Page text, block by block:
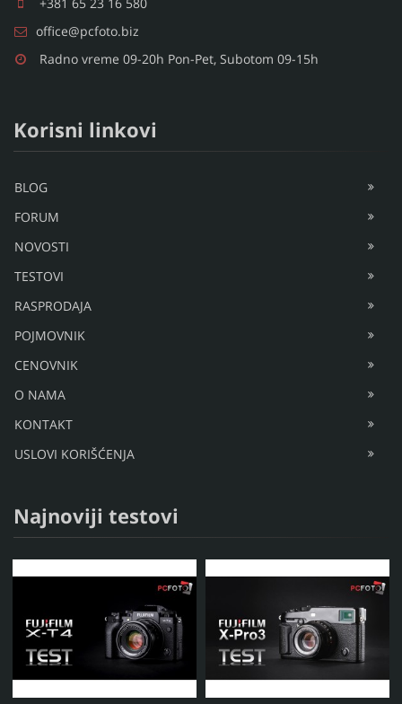
+381 65 23 16 580
office@pcfoto.biz
Radno vreme 09-20h Pon-Pet, Subotom 09-15h
Korisni linkovi
BLOG
FORUM
NOVOSTI
TESTOVI
RASPRODAJA
POJMOVNIK
CENOVNIK
O NAMA
KONTAKT
USLOVI KORIŠĆENJA
Najnoviji testovi